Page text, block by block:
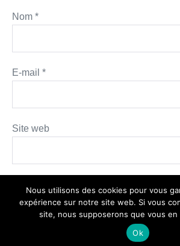
Nom *
E-mail *
Site web
Nous utilisons des cookies pour vous
expérience sur notre site web. Si vous
site, nous supposerons que vous
Ok